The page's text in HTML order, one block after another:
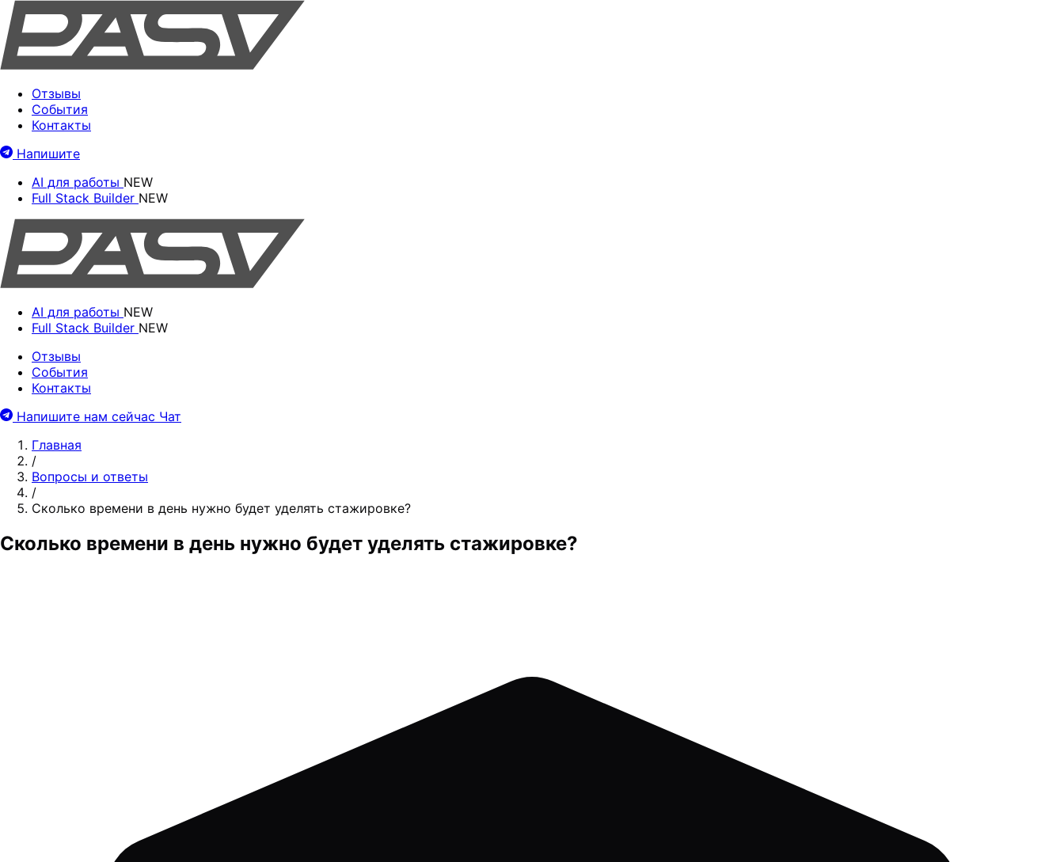
Отзывы
События
Контакты
Напишите
AI для работы NEW
Full Stack Builder NEW
AI для работы NEW
Full Stack Builder NEW
Отзывы
События
Контакты
Напишите нам сейчас Чат
Главная
/
Вопросы и ответы
/
Сколько времени в день нужно будет уделять стажировке?
Сколько времени в день нужно будет уделять стажировке?